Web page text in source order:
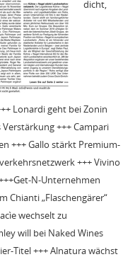
dicht,
Lonardi geht bei Zonin
+++ Campari
+++ Gallo stärkt Premium-
+++ Vivino
N-Unternehmen
Chianti „Flaschengärer“
wechselt zu
will bei Naked Wines
Titel +++ Alnatura wächst